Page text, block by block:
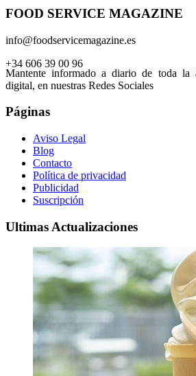
FOOD SERVICE MAGAZINE
info@foodservicemagazine.es
+34 606 39 00 96
Mantente informado a diario de toda la
digital, en nuestras Redes Sociales
Páginas
Aviso Legal
Blog
Contacto
Política de privacidad
Publicidad
Suscripción
Ultimas Actualizaciones